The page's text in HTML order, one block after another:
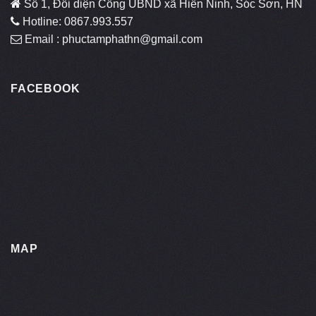
Số 1, Đối diện Cổng UBND xã Hiền Ninh, Sóc Sơn, HN
Hotline: 0867.993.557
Email : phuctamphathn@gmail.com
FACEBOOK
MAP